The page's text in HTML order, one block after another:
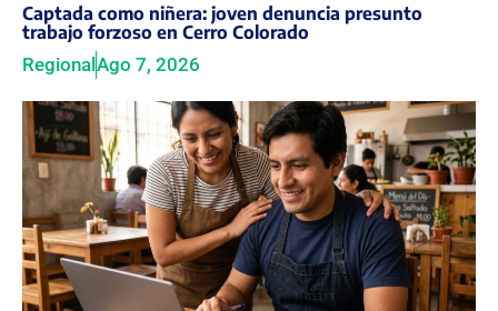
Captada como niñera: joven denuncia presunto
trabajo forzoso en Cerro Colorado
RegionalAgo 7, 2026